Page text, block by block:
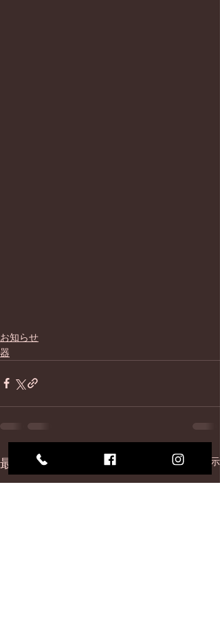
お知らせ
器
最新記事 すべて表示